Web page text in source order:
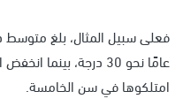
عامًا نحو 30 درجة،
امتلكوها في سن الخامسة.